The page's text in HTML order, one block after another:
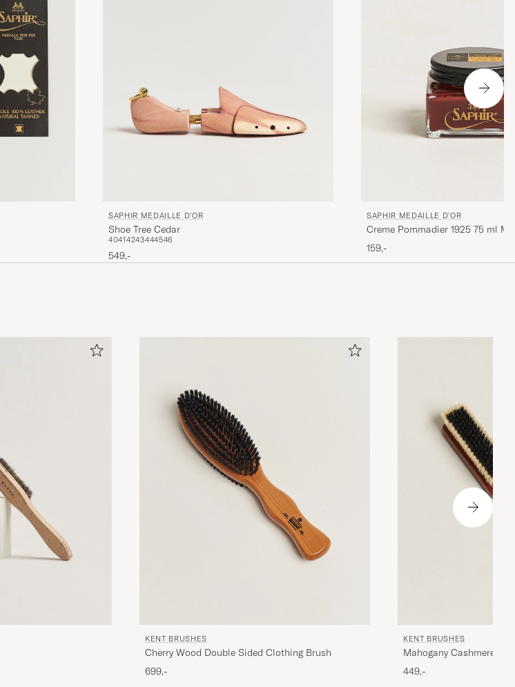
SAPHIR MEDAILLE D'OR
Shoe Tree Cedar
40414243444546
549,-
SAPHIR MEDAILLE D'OR
Creme Pommadier 1925 75 ml
159,-
KENT BRUSHES
Cherry Wood Double Sided Clothing Brush
699,-
KENT BRUSHES
Mahogany Cashmere
449,-